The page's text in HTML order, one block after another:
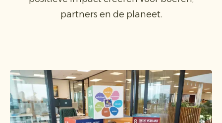
partners en de planeet.